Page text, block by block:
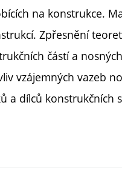
na konstrukce.
Zpřesnění
částí a
vzájemných vazeb
a dílců konstrukčních